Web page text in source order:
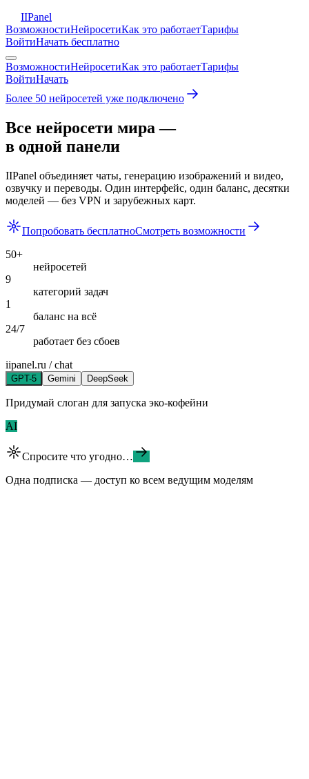
IIPanel
ВозможностиНейросетиКак это работаетТарифы
ВойтиНачать бесплатно
ВозможностиНейросетиКак это работаетТарифы
ВойтиНачать
Более 50 нейросетей уже подключено
Все нейросети мира —
в одной панели
IIPanel объединяет чаты, генерацию изображений и видео,
озвучку и переводы. Один интерфейс, один баланс, десятки
моделей — без VPN и зарубежных карт.
Попробовать бесплатноСмотреть возможности
50+
нейросетей
9
категорий задач
1
баланс на всё
24/7
работает без сбоев
iipanel.ru / chat
GPT-5 Gemini DeepSeek
Придумай слоган для запуска эко-кофейни
AI
Спросите что угодно…
Одна подписка — доступ ко всем ведущим моделям